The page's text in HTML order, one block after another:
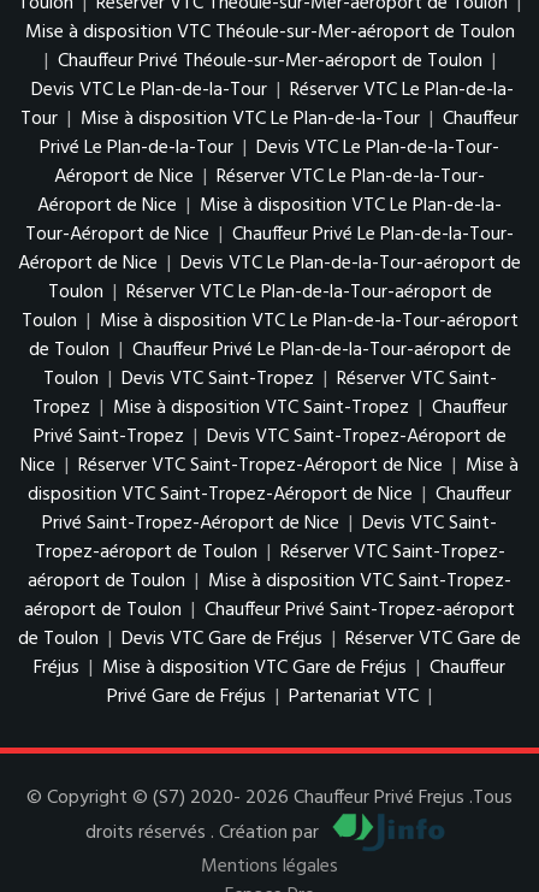
Mise à disposition VTC Théoule-sur-Mer-aéroport de Toulon
| Chauffeur Privé Théoule-sur-Mer-aéroport de Toulon |
Devis VTC Le Plan-de-la-Tour | Réserver VTC Le Plan-de-la-
Tour | Mise à disposition VTC Le Plan-de-la-Tour | Chauffeur
Privé Le Plan-de-la-Tour | Devis VTC Le Plan-de-la-Tour-
Aéroport de Nice | Réserver VTC Le Plan-de-la-Tour-
Aéroport de Nice | Mise à disposition VTC Le Plan-de-la-
Tour-Aéroport de Nice | Chauffeur Privé Le Plan-de-la-Tour-
Aéroport de Nice | Devis VTC Le Plan-de-la-Tour-aéroport de
Toulon | Réserver VTC Le Plan-de-la-Tour-aéroport de
Toulon | Mise à disposition VTC Le Plan-de-la-Tour-aéroport
de Toulon | Chauffeur Privé Le Plan-de-la-Tour-aéroport de
Toulon | Devis VTC Saint-Tropez | Réserver VTC Saint-
Tropez | Mise à disposition VTC Saint-Tropez | Chauffeur
Privé Saint-Tropez | Devis VTC Saint-Tropez-Aéroport de
Nice | Réserver VTC Saint-Tropez-Aéroport de Nice | Mise à
disposition VTC Saint-Tropez-Aéroport de Nice | Chauffeur
Privé Saint-Tropez-Aéroport de Nice | Devis VTC Saint-
Tropez-aéroport de Toulon | Réserver VTC Saint-Tropez-
aéroport de Toulon | Mise à disposition VTC Saint-Tropez-
aéroport de Toulon | Chauffeur Privé Saint-Tropez-aéroport
de Toulon | Devis VTC Gare de Fréjus | Réserver VTC Gare de
Fréjus | Mise à disposition VTC Gare de Fréjus | Chauffeur
Privé Gare de Fréjus | Partenariat VTC |
© Copyright © (S7) 2020- 2026 Chauffeur Privé Frejus .Tous
droits réservés . Création par
Mentions légales